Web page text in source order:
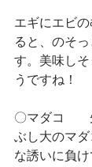
エギにエビ
ると、のそ
す。美味し
うですね！
〇マダコ　
ぶし大のマ
な誘いに負け